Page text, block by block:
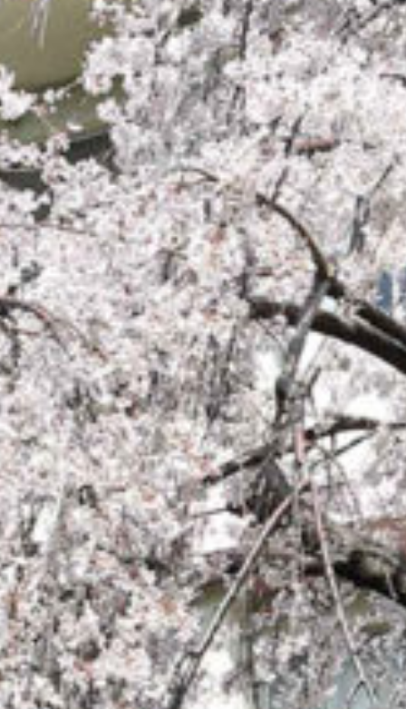
/home/sakurazuka/sakurazuka.ed.jp/public_html/wp-conten
t/themes/sakurazuka_2020/header.php
on line229Warning